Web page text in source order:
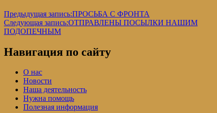
Предыдущая запись:ПРОСЬБА С ФРОНТА
Следующая запись:ОТПРАВЛЕНЫ ПОСЫЛКИ НАШИМ
ПОДОПЕЧНЫМ
Навигация по сайту
О нас
Новости
Наша деятельность
Нужна помощь
Полезная информация